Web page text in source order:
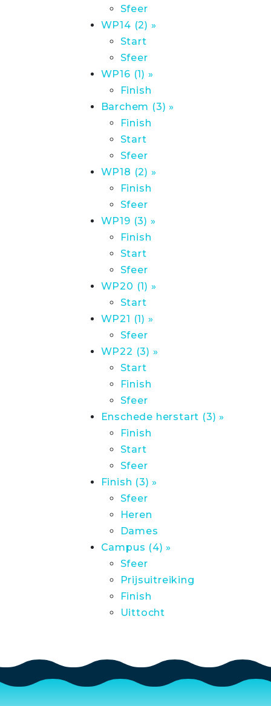
Sfeer
WP14 (2) »
Start
Sfeer
WP16 (1) »
Finish
Barchem (3) »
Finish
Start
Sfeer
WP18 (2) »
Finish
Sfeer
WP19 (3) »
Finish
Start
Sfeer
WP20 (1) »
Start
WP21 (1) »
Sfeer
WP22 (3) »
Start
Finish
Sfeer
Enschede herstart (3) »
Finish
Start
Sfeer
Finish (3) »
Sfeer
Heren
Dames
Campus (4) »
Sfeer
Prijsuitreiking
Finish
Uittocht